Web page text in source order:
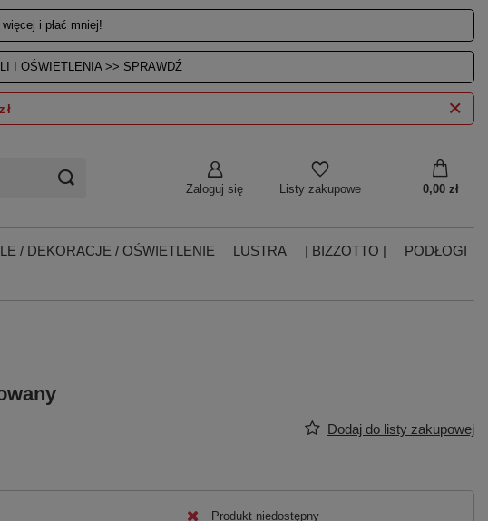
i płać mniej!
I OŚWIETLENIA >> SPRAWDŹ
Zaloguj się Listy zakupowe 0,00 zł
/ DEKORACJE / OŚWIETLENIE LUSTRA | BIZZOTTO |
PODŁOGI
Dodaj do listy zakupowej
Produkt niedostępny